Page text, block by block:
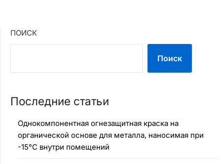
ПОИСК
Поиск
Последние статьи
Однокомпонентная огнезащитная краска на
органической основе для металла, наносимая при
-15°C внутри помещений